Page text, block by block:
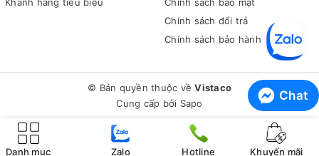
Vistaco - Văn phòng phẩm Bình Dương: 0911 548 289 (zalo) để
Chính sách đổi trả
Chính sách bảo hành
© Bản quyền thuộc vềVistaco
Cung cấp bởi Sapo
Danh mục Zalo Hotline Khuyến mãi
Chat